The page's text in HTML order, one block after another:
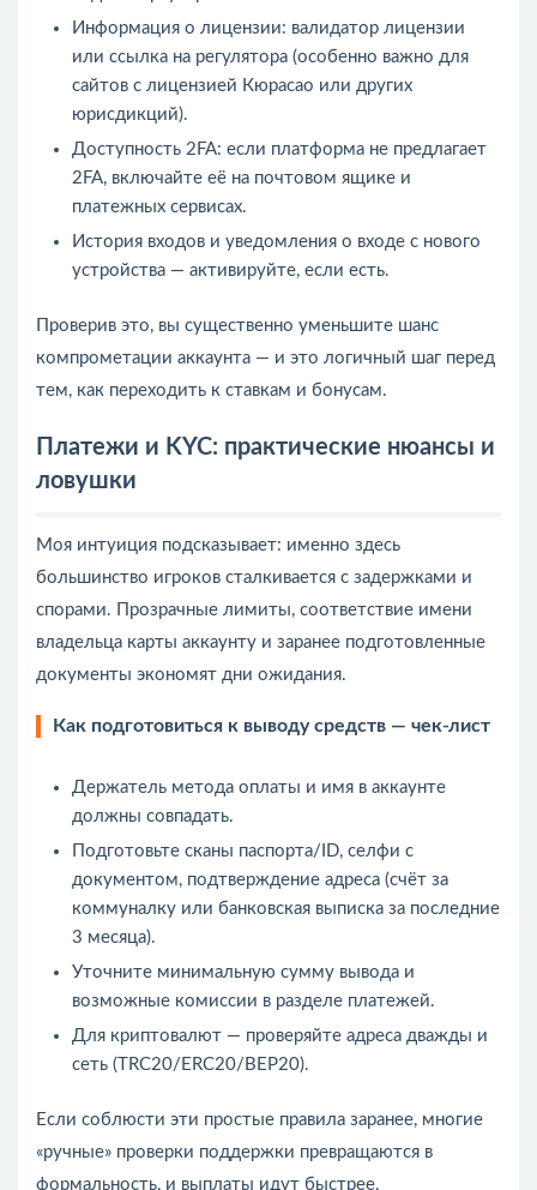
Информация о лицензии: валидатор лицензии
или ссылка на регулятора (особенно важно для
сайтов с лицензией Кюрасао или других
юрисдикций).
Доступность 2FA: если платформа не предлагает
2FA, включайте её на почтовом ящике и
платежных сервисах.
История входов и уведомления о входе с нового
устройства — активируйте, если есть.
Проверив это, вы существенно уменьшите шанс
компрометации аккаунта — и это логичный шаг перед
тем, как переходить к ставкам и бонусам.
Платежи и KYC: практические нюансы и
ловушки
Моя интуиция подсказывает: именно здесь
большинство игроков сталкивается с задержками и
спорами. Прозрачные лимиты, соответствие имени
владельца карты аккаунту и заранее подготовленные
документы экономят дни ожидания.
Как подготовиться к выводу средств — чек‑лист
Держатель метода оплаты и имя в аккаунте
должны совпадать.
Подготовьте сканы паспорта/ID, селфи с
документом, подтверждение адреса (счёт за
коммуналку или банковская выписка за последние
3 месяца).
Уточните минимальную сумму вывода и
возможные комиссии в разделе платежей.
Для криптовалют — проверяйте адреса дважды и
сеть (TRC20/ERC20/BEP20).
Если соблюсти эти простые правила заранее, многие
«ручные» проверки поддержки превращаются в
формальность, и выплаты идут быстрее.